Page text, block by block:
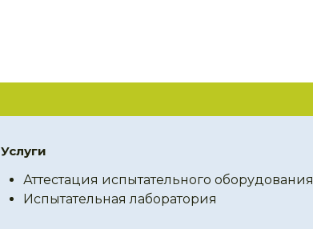
Услуги
Аттестация испытательного оборудования
Испытательная лаборатория